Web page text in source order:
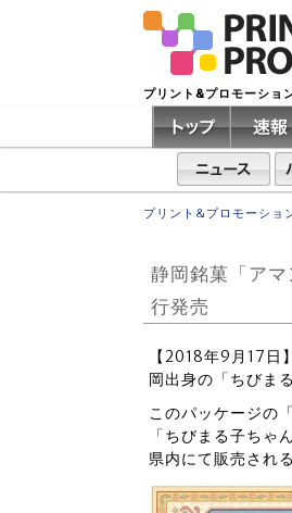
プリント&プロモーシ
プリント&プロモーショ
静岡銘菓「ア
行発売
【2018年9月17日
岡出身の「ちびま
このパッケージの
「ちびまる子ちゃ
県内にて販売され